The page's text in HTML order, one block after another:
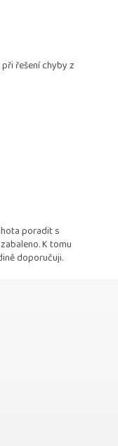
řešení chyby z
poradit s
K tomu
doporučuji.